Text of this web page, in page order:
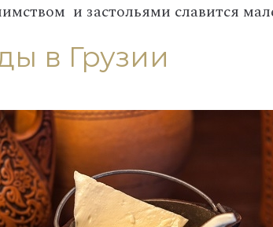
и застольями славится
в Грузии